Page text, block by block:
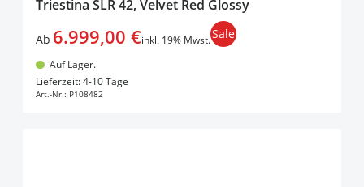
Triestina SLR 42, Velvet Red Glossy
Ab 6.999,00 €inkl. 19% Mwst.Sale
Auf Lager.
Lieferzeit: 4-10 Tage
Art.-Nr.: P108482